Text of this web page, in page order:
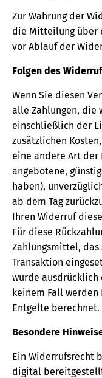
Zur Wahrung der
die Mitteilung über
vor Ablauf der
Folgen des
Wenn Sie diesen
alle Zahlungen, die
einschließlich der
zusätzlichen
eine andere Art der
angebotene,
haben),
ab dem Tag
Ihren Widerruf
Für diese
Zahlungsmittel,
Transaktion
wurde ausdrücklich
keinem Fall werden
Entgelte berechnet.
Besondere
Ein Widerrufsrecht
digital